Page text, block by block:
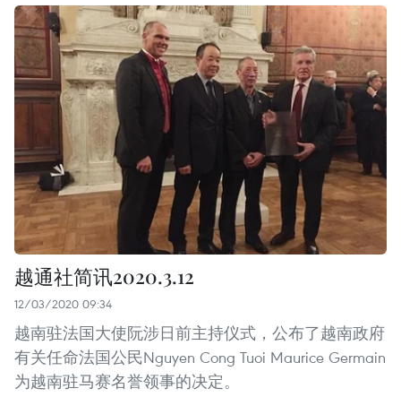
越通社简讯2020.3.12
12/03/2020 09:34
越南驻法国大使阮涉日前主持仪式，公布了越南政府
有关任命法国公民Nguyen Cong Tuoi Maurice Germain
为越南驻马赛名誉领事的决定。